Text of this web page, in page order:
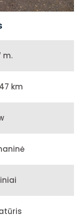
m.
km